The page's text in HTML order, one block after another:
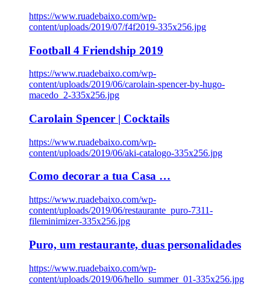
https://www.ruadebaixo.com/wp-
content/uploads/2019/07/f4f2019-335x256.jpg
Football 4 Friendship 2019
https://www.ruadebaixo.com/wp-
content/uploads/2019/06/carolain-spencer-by-hugo-
macedo_2-335x256.jpg
Carolain Spencer | Cocktails
https://www.ruadebaixo.com/wp-
content/uploads/2019/06/aki-catalogo-335x256.jpg
Como decorar a tua Casa …
https://www.ruadebaixo.com/wp-
content/uploads/2019/06/restaurante_puro-7311-
fileminimizer-335x256.jpg
Puro, um restaurante, duas personalidades
https://www.ruadebaixo.com/wp-
content/uploads/2019/06/hello_summer_01-335x256.jpg